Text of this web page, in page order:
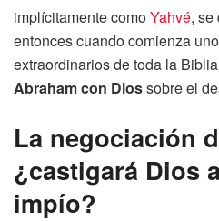
implícitamente comoYahvé, se
entonces cuando comienza
extraordinarios de toda la
Abraham con Diossobre el
La negociación
¿castigará Dios
impío?